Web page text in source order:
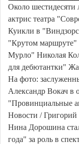
Около
актрис театра
Куикли в
"Крутом маршруте"
Мурло" Николая
для дебютантки"
На фото:
Александр Вокач в
"Провинциальные
Новости /
Нина Дорошина
года" за роль в